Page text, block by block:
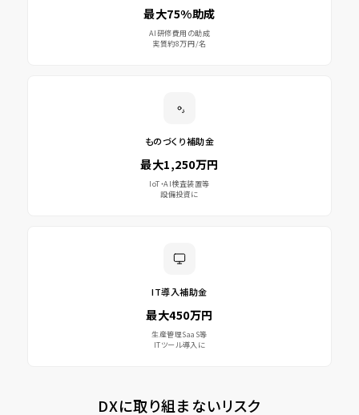
最大75%助成
AI研修費用の助成
実質約8万円/名
ものづくり補助金
最大1,250万円
IoT・AI検査装置等
設備投資に
IT導入補助金
最大450万円
生産管理SaaS等
ITツール導入に
DXに取り組まないリスク